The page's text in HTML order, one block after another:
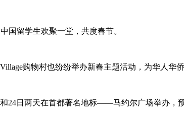
留学生欢聚一堂，共度春节。
购物村也纷纷举办新春主题活动，为华人华
日两天在首都著名地标——马约尔广场举办，预